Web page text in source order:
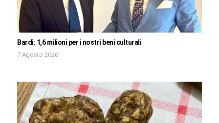
Bardi: 1,6 milioni per i nostri beni culturali
7 Agosto 2026